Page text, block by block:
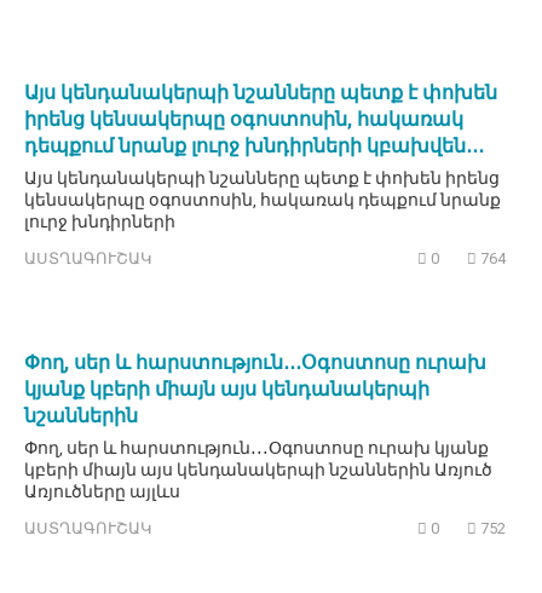
Այս կենդանակերպի նշանները պետք է փոխեն
իրենց կենսակերպը օգոստոսին, հակառակ
դեպքում նրանք լուրջ խնդիրների կբախվեն․․․
Այս կենդանակերպի նշանները պետք է փոխեն իրենց
կենսակերպը օգոստոսին, հակառակ դեպքում նրանք
լուրջ խնդիրների
ԱՍՏՂԱԳՈՒՇԱԿ 0 764
Փող, սեր և հարստություն․․․Օգոստոսը ուրախ
կյանք կբերի միայն այս կենդանակերպի
նշաններին
Փող, սեր և հարստություն․․․Օգոստոսը ուրախ կյանք
կբերի միայն այս կենդանակերպի նշաններին Առյուծ
Առյուծները այլևս
ԱՍՏՂԱԳՈՒՇԱԿ 0 752